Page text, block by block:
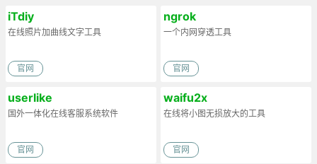
iTdiy
在线照片加曲线文字工具
官网
ngrok
一个内网穿透工具
官网
userlike
国外一体化在线客服系统软件
官网
waifu2x
在线将小图无损放大的工具
官网